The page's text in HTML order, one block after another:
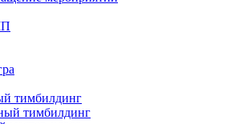
тимбилдинг
тимбилдинг